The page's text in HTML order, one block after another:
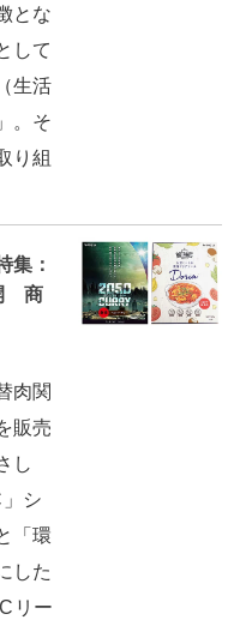
とな
して
生活
。そ
り組
集：
商
肉関
販売
し
シ
「環
した
リー